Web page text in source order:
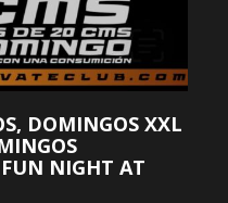
DOMINGOS XXL
NIGHT AT